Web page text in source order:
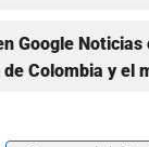
Google Noticias
Colombia y el